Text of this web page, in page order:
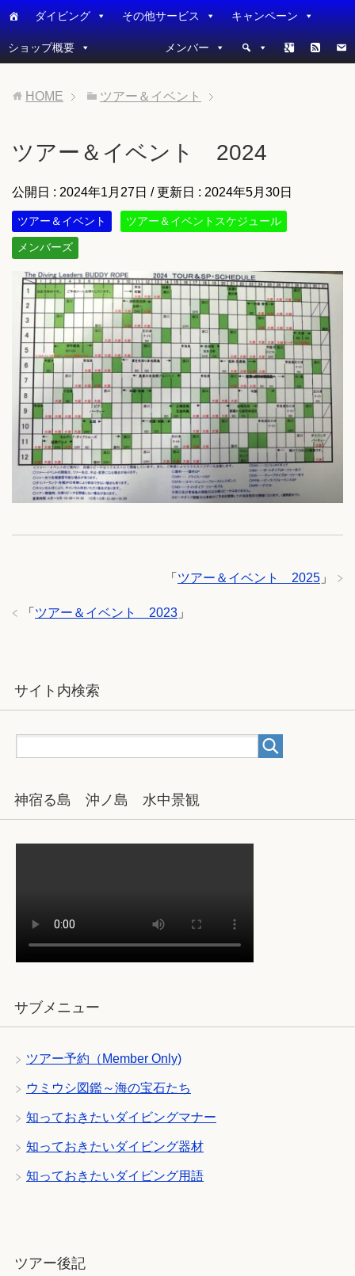
ダイビング その他サービス キャンペーン
ショップ概要 メンバー
HOME ツアー＆イベント
ツアー＆イベント 2024
公開日 : 2024年1月27日 / 更新日 : 2024年5月30日
ツアー＆イベント ツアー＆イベントスケジュール
メンバーズ
「 ツアー＆イベント 2025 」
「 ツアー＆イベント 2023 」
サイト内検索
神宿る島 沖ノ島 水中景観
サブメニュー
ツアー予約（Member Only)
ウミウシ図鑑～海の宝石たち
知っておきたいダイビングマナー
知っておきたいダイビング器材
知っておきたいダイビング用語
ツアー後記